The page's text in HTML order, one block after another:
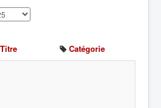
Titre Catégorie